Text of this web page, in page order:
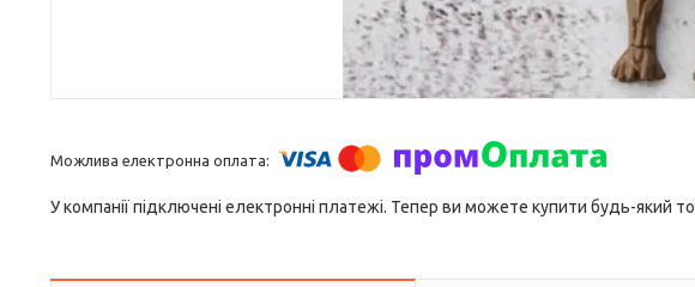
У компанії підключені електронні платежі. Тепер ви можете купити будь-який